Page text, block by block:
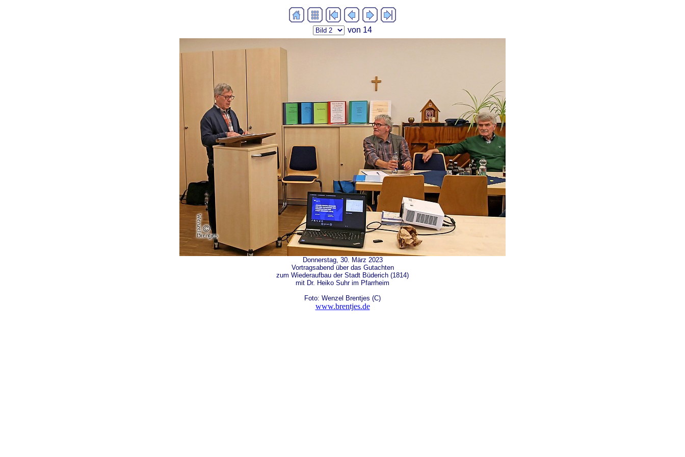
von 14
Donnerstag, 30. März 2023
Vortragsabend über das Gutachten
zum Wiederaufbau der Stadt Büderich (1814)
mit Dr. Heiko Suhr im Pfarrheim
Foto: Wenzel Brentjes (C)
www.brentjes.de